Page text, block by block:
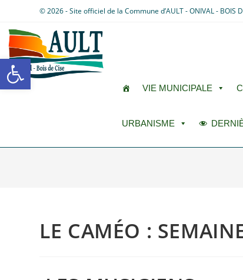
Ouvrir la barre d’outils
© 2026 - Site officiel de la Commune d’AULT - ONIVAL - BOIS
VIE MUNICIPALE
URBANISME
LE CAMÉO :